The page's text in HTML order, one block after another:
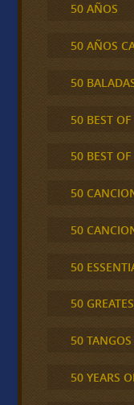
50 AÑOS
50 AÑOS
50
50 BEST OF
50 BEST
50
50
50
50
50
50 YEARS